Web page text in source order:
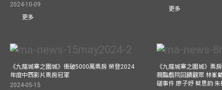
2024-10-09
更多
更多
《九龍城寨之圍城》衝破5000萬票房 榮登2024
年度中西影片票房冠軍
2024-05-15
《九龍城寨之圍城》票
親臨戲院回饋觀眾 林峯
磋事件 廖子妤 蔡思韵